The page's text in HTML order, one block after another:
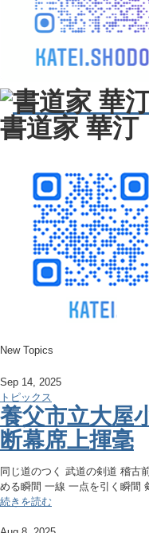
書道家 華汀
New Topics
Sep 14, 2025
トピックス
養父市立大屋
断幕席上揮毫
同じ道のつく 武道の剣道 稽古
める瞬間 一線 一点を引く瞬間
続きを読む